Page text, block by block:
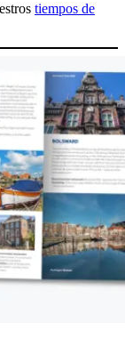
tiempos de